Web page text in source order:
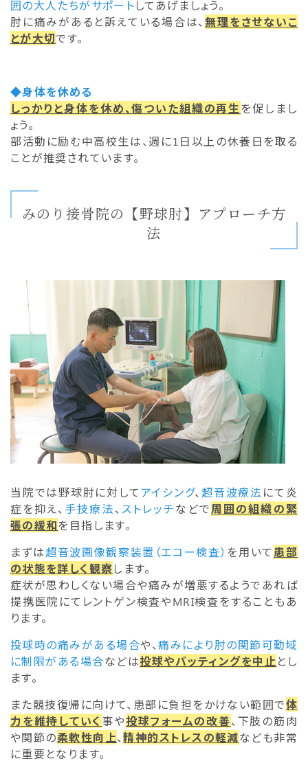
囲の大人たちがサポートしてあげましょう。
肘に痛みがあると訴えている場合は、無理をさせないこ
とが大切です。
◆身体を休める
しっかりと身体を休め、傷ついた組織の再生を促しまし
ょう。
部活動に励む中高校生は、週に1日以上の休養日を取る
ことが推奨されています。
みのり接骨院の【野球肘】アプローチ方
法
当院では野球肘に対してアイシング、超音波療法 にて炎
症を抑え、 手技療法、 ストレッチなどで周囲の組織の緊
張の緩和を目指します。
まずは超音波画像観察装置（エコー検査） を用いて患部
の状態を詳しく観察します。
症状が思わしくない場合や痛みが増悪するようであれば
提携医院にてレントゲン検査やMRI検査をすることもあ
ります。
投球時の痛みがある場合や、痛みにより肘の関節可動域
に制限がある場合などは投球やバッティングを中止とし
ます。
また競技復帰に向けて、患部に負担をかけない範囲で体
力を維持していく 事や投球フォームの改善、下肢の筋肉
や関節の柔軟性向上、精神的ストレスの軽減なども非常
に重要となります。